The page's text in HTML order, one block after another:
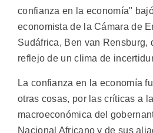
confianza en la economía"
economista de la Cámara de
Sudáfrica, Ben van Rensburg,
reflejo de un clima de
La confianza en la economía
otras cosas, por las críticas a
macroeconómica del
Nacional Africano y de sus